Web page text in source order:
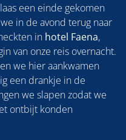
een einde gekomen
in de avond terug naar
in hotel Faena,
van onze reis overnacht.
we hier aankwamen
een drankje in de
we slapen zodat we
ontbijt konden